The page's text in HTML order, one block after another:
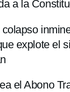
a la
explote el
el Abono